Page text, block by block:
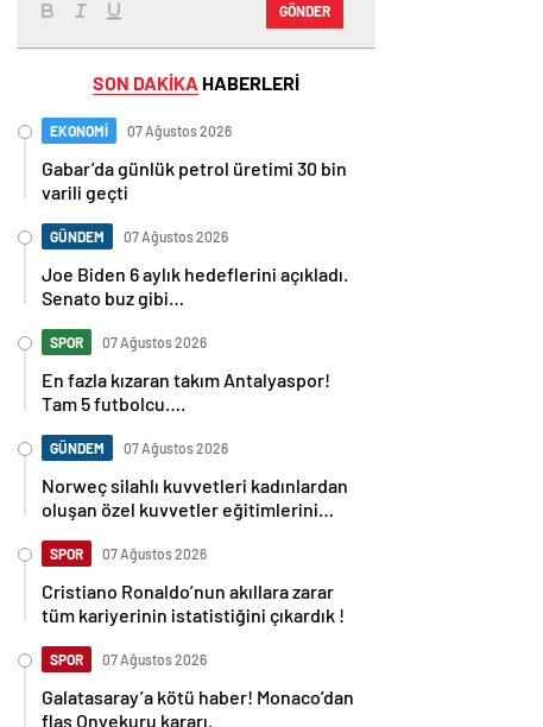
GÖNDER
SON DAKİKA HABERLERİ
EKONOMİ 07 Ağustos 2026
Gabar’da günlük petrol üretimi 30 bin
varili geçti
GÜNDEM 07 Ağustos 2026
Joe Biden 6 aylık hedeflerini açıkladı.
Senato buz gibi…
SPOR 07 Ağustos 2026
En fazla kızaran takım Antalyaspor!
Tam 5 futbolcu….
GÜNDEM 07 Ağustos 2026
Norweç silahlı kuvvetleri kadınlardan
oluşan özel kuvvetler eğitimlerini
SPOR 07 Ağustos 2026
Cristiano Ronaldo’nun akıllara zarar
tüm kariyerinin istatistiğini çıkardık !
SPOR 07 Ağustos 2026
Galatasaray’a kötü haber! Monaco’dan
flaş Onyekuru kararı.